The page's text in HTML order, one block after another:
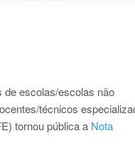
de escolas/escolas não
técnicos
tornou pública a Nota